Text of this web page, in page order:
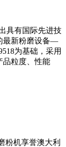
具有国际先进技
最新粉磨设备—
为基础，采用
品粒度、性能
粉机享誉澳大利